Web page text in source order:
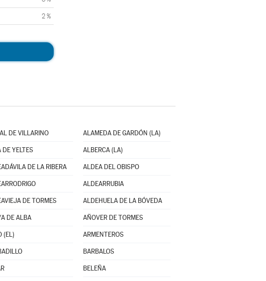
2 %
DE VILLARINO ALAMEDA DE GARDÓN (LA)
DE YELTES ALBERCA (LA)
DE LA RIBERA ALDEA DEL OBISPO
ALDEARRUBIA
DE TORMES ALDEHUELA DE LA BÓVEDA
DE ALBA AÑOVER DE TORMES
(EL) ARMENTEROS
BARBALOS
BELEÑA